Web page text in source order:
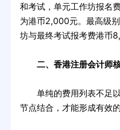
和考试，单元工作坊报名
为港币2,000元。最高级
坊与最终考试报考费港币
二、香港注册会计师
单纯的费用列表不足以
节点结合，才能形成有效的